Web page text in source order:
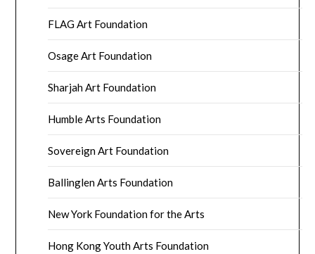
FLAG Art Foundation
Osage Art Foundation
Sharjah Art Foundation
Humble Arts Foundation
Sovereign Art Foundation
Ballinglen Arts Foundation
New York Foundation for the Arts
Hong Kong Youth Arts Foundation